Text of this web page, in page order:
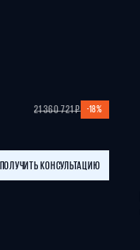
21 360 721 ₽ -18%
ПОЛУЧИТЬ КОНСУЛЬТАЦИЮ